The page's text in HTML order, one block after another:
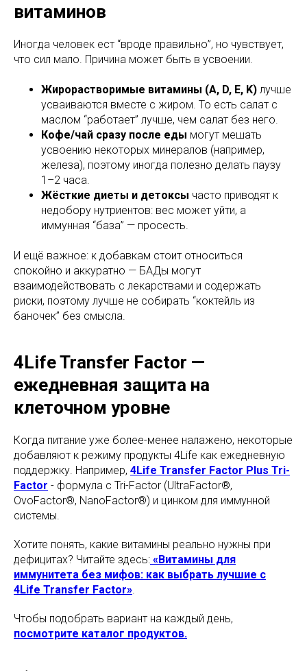
витаминов
Иногда человек ест “вроде правильно”, но чувствует,
что сил мало. Причина может быть в усвоении.
Жирорастворимые витамины (A, D, E, K) лучше
усваиваются вместе с жиром. То есть салат с
маслом “работает” лучше, чем салат без него.
Кофе/чай сразу после еды могут мешать
усвоению некоторых минералов (например,
железа), поэтому иногда полезно делать паузу
1–2 часа.
Жёсткие диеты и детоксы часто приводят к
недобору нутриентов: вес может уйти, а
иммунная “база” — просесть.
И ещё важное: к добавкам стоит относиться
спокойно и аккуратно — БАДы могут
взаимодействовать с лекарствами и содержать
риски, поэтому лучше не собирать “коктейль из
баночек” без смысла.
4Life Transfer Factor —
ежедневная защита на
клеточном уровне
Когда питание уже более-менее налажено, некоторые
добавляют к режиму продукты 4Life как ежедневную
поддержку. Например, 4Life Transfer Factor Plus Tri-
Factor - формула с Tri-Factor (UltraFactor®,
OvoFactor®, NanoFactor®) и цинком для иммунной
системы.
Хотите понять, какие витамины реально нужны при
дефицитах? Читайте здесь: «Витамины для
иммунитета без мифов: как выбрать лучшие с
4Life Transfer Factor».
Чтобы подобрать вариант на каждый день,
посмотрите каталог продуктов.